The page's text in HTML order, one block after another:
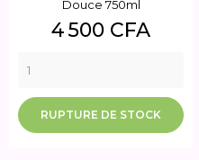
Douce 750ml
Prix
4 500 CFA
RUPTURE DE STOCK